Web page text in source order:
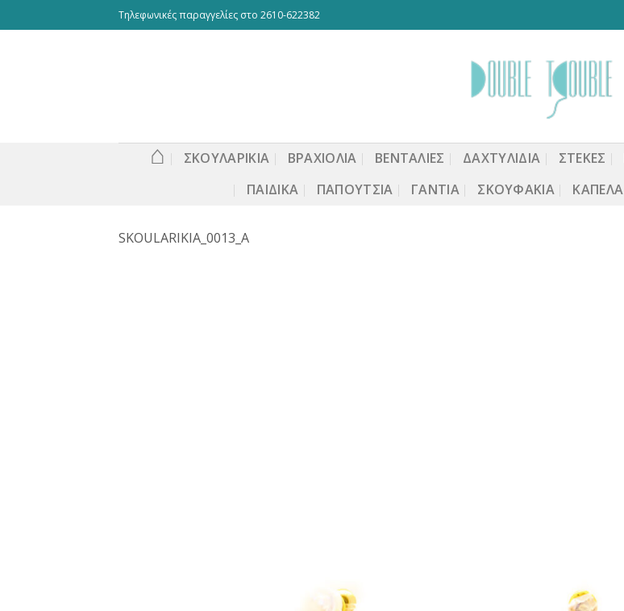
to
Τηλεφωνικές παραγγελίες στο 2610-622382
⌂ ΣΚΟΥΛΑΡΙΚΙΑ ΒΡΑΧΙΟΛΙΑ ΒΕΝΤΆΛΙΕΣ ΔΑΧΤΥΛΙΔΙΑ ΣΤΈΚΕΣ
ΠΑΙΔΙΚΆ
ΠΑΠΟΎΤΣΙΑ ΓΆΝΤΙΑ ΣΚΟΥΦΆΚΙΑ ΚΑΠΈΛΑ
SKOULARIKIA_0013_A